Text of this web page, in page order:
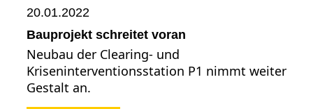
20.01.2022
Bauprojekt schreitet voran
Neubau der Clearing- und
Kriseninterventionsstation P1 nimmt weiter
Gestalt an.